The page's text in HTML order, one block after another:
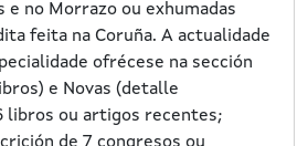
e no Morrazo ou exhumadas
feita na Coruña. A actualidade
ofrécese na sección
e Novas (detalle
libros ou artigos recentes;